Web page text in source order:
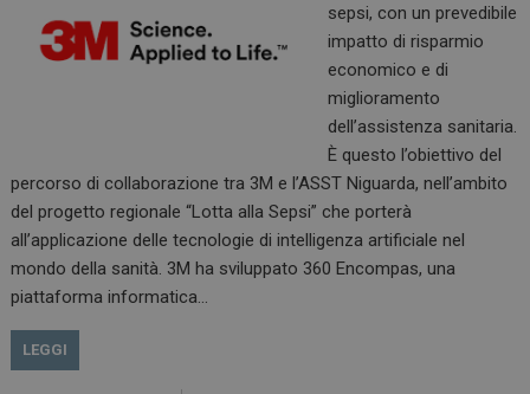
sepsi, con un prevedibile
impatto di risparmio
economico e di
miglioramento
dell’assistenza sanitaria.
È questo l’obiettivo del
percorso di collaborazione tra 3M e l’ASST Niguarda, nell’ambito
del progetto regionale “Lotta alla Sepsi” che porterà
all’applicazione delle tecnologie di intelligenza artificiale nel
mondo della sanità. 3M ha sviluppato 360 Encompas, una
piattaforma informatica…
LEGGI